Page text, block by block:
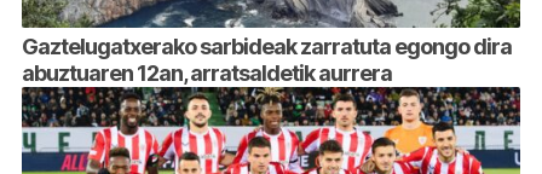
Gaztelugatxerako sarbideak zarratuta egongo dira
abuztuaren 12an, arratsaldetik aurrera